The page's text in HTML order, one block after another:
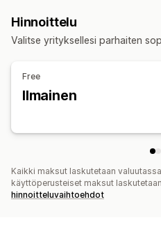
Vahingoittuneet paketit
Prosenttihinnoittelu
Automaattinen käsittely
Hinnoittelu
Valitse yrityksellesi parhaiten
Free
Ilmainen
Kaikki maksut laskutetaan
käyttöperusteiset maksut
hinnoitteluvaihtoehdot